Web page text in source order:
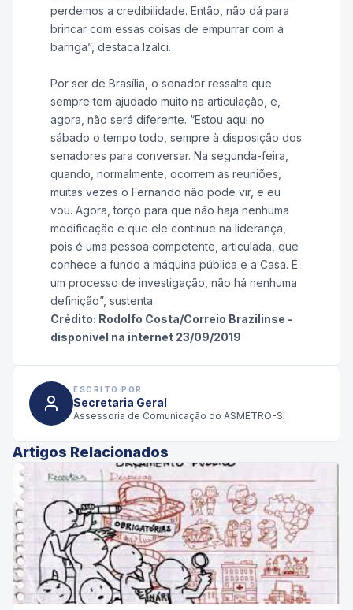
perdemos a credibilidade. Então, não dá para
brincar com essas coisas de empurrar com a
barriga”, destaca Izalci.
Por ser de Brasília, o senador ressalta que
sempre tem ajudado muito na articulação, e,
agora, não será diferente. “Estou aqui no
sábado o tempo todo, sempre à disposição dos
senadores para conversar. Na segunda-feira,
quando, normalmente, ocorrem as reuniões,
muitas vezes o Fernando não pode vir, e eu
vou. Agora, torço para que não haja nenhuma
modificação e que ele continue na liderança,
pois é uma pessoa competente, articulada, que
conhece a fundo a máquina pública e a Casa. É
um processo de investigação, não há nenhuma
definição”, sustenta.
Crédito: Rodolfo Costa/Correio Brazilinse -
disponível na internet 23/09/2019
ESCRITO POR
Secretaria Geral
Assessoria de Comunicação do ASMETRO-SI
Artigos Relacionados